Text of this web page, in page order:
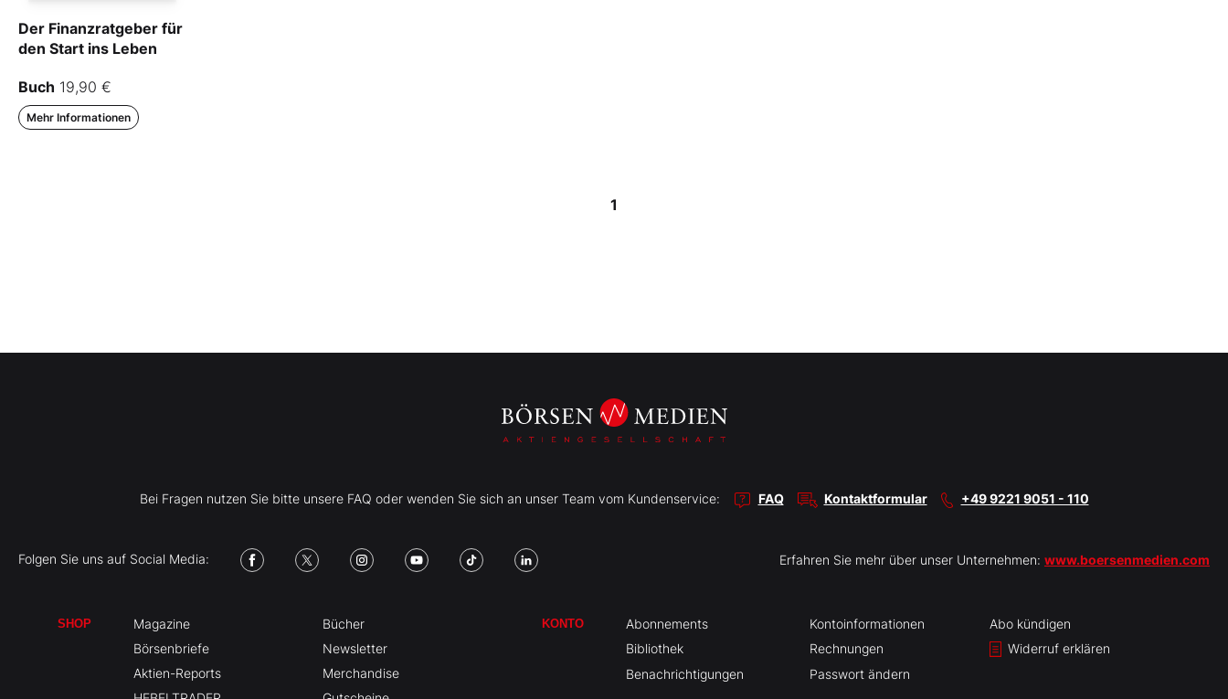
Der Finanzratgeber für
den Start ins Leben
Buch 19,90 €
Mehr Informationen
1
Bei Fragen nutzen Sie bitte unsere FAQ oder wenden Sie sich an unser Team vom Kundenservice: FAQ Kontaktformular +49 9221 9051 - 110
Folgen Sie uns auf Social Media: Erfahren Sie mehr über unser Unternehmen: www.boersenmedien.com
SHOP
Magazine
Börsenbriefe
Aktien-Reports
Bücher
Newsletter
Merchandise
KONTO
Abonnements
Bibliothek
Benachrichtigungen
Kontoinformationen
Rechnungen
Passwort ändern
Abo kündigen
Widerruf erklären